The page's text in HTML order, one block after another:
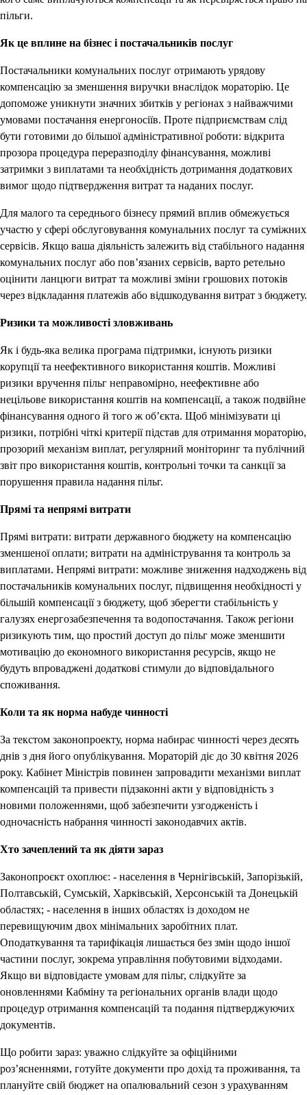
пільги.
Як це вплине на бізнес і постачальників послуг
Постачальники комунальних послуг отримають урядову
компенсацію за зменшення виручки внаслідок мораторію. Це
допоможе уникнути значних збитків у регіонах з найважчими
умовами постачання енергоносіїв. Проте підприємствам слід
бути готовими до більшої адміністративної роботи: відкрита
прозора процедура переразподілу фінансування, можливі
затримки з виплатами та необхідність дотримання додаткових
вимог щодо підтвердження витрат та наданих послуг.
Для малого та середнього бізнесу прямий вплив обмежується
участю у сфері обслуговування комунальних послуг та суміжних
сервісів. Якщо ваша діяльність залежить від стабільного надання
комунальних послуг або пов’язаних сервісів, варто ретельно
оцінити ланцюги витрат та можливі зміни грошових потоків
через відкладання платежів або відшкодування витрат з бюджету.
Ризики та можливості зловживань
Як і будь-яка велика програма підтримки, існують ризики
корупції та неефективного використання коштів. Можливі
ризики вручення пільг неправомірно, неефективне або
нецільове використання коштів на компенсації, а також подвійне
фінансування одного й того ж об’єкта. Щоб мінімізувати ці
ризики, потрібні чіткі критерії підстав для отримання мораторію,
прозорий механізм виплат, регулярний моніторинг та публічний
звіт про використання коштів, контрольні точки та санкції за
порушення правила надання пільг.
Прямі та непрямі витрати
Прямі витрати: витрати державного бюджету на компенсацію
зменшеної оплати; витрати на адміністрування та контроль за
виплатами. Непрямі витрати: можливе зниження надходжень від
постачальників комунальних послуг, підвищення необхідності у
більшій компенсації з бюджету, щоб зберегти стабільність у
галузях енергозабезпечення та водопостачання. Також регіони
ризикують тим, що простий доступ до пільг може зменшити
мотивацію до економного використання ресурсів, якщо не
будуть впроваджені додаткові стимули до відповідального
споживання.
Коли та як норма набуде чинності
За текстом законопроекту, норма набирає чинності через десять
днів з дня його опублікування. Мораторій діє до 30 квітня 2026
року. Кабінет Міністрів повинен запровадити механізми виплат
компенсацій та привести підзаконні акти у відповідність з
новими положеннями, щоб забезпечити узгодженість і
одночасність набрання чинності законодавчих актів.
Хто зачеплений та як діяти зараз
Законопроєкт охоплює: - населення в Чернігівській, Запорізькій,
Полтавській, Сумській, Харківській, Херсонській та Донецькій
областях; - населення в інших областях із доходом не
перевищуючим двох мінімальних заробітних плат.
Оподаткування та тарифікація лишається без змін щодо іншої
частини послуг, зокрема управління побутовими відходами.
Якщо ви відповідаєте умовам для пільг, слідкуйте за
оновленнями Кабміну та регіональних органів влади щодо
процедур отримання компенсацій та подання підтверджуючих
документів.
Що робити зараз: уважно слідкуйте за офіційними
роз’ясненнями, готуйте документи про дохід та проживання, та
плануйте свій бюджет на опалювальний сезон з урахуванням